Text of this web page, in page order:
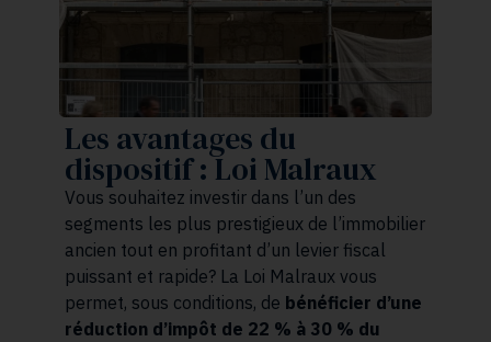
Les avantages du
dispositif : Loi Malraux
Vous souhaitez investir dans l’un des
segments les plus prestigieux de l’immobilier
ancien tout en profitant d’un levier fiscal
puissant et rapide? La Loi Malraux vous
permet, sous conditions, de bénéficier d’une
réduction d’impôt de 22 % à 30 % du